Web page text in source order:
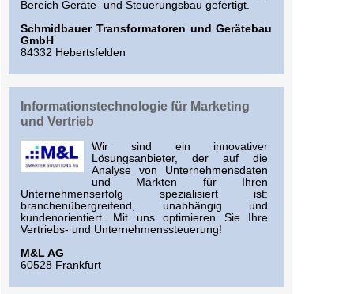
Bereich Geräte- und Steuerungsbau gefertigt.
Schmidbauer Transformatoren und Gerätebau
GmbH
84332 Hebertsfelden
Informationstechnologie für Marketing
und Vertrieb
Wir sind ein innovativer
Lösungsanbieter, der auf die
Analyse von Unternehmensdaten
und Märkten für Ihren
Unternehmenserfolg spezialisiert ist:
branchenübergreifend, unabhängig und
kundenorientiert. Mit uns optimieren Sie Ihre
Vertriebs- und Unternehmenssteuerung!
M&L AG
60528 Frankfurt